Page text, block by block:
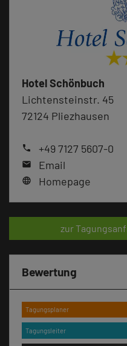
Hotel Schönbuch
Lichtensteinstr. 45
72124 Pliezhausen
phone +49 7127 5607-0
mail Email
language Homepage
zur
Bewertung
Tagungsplaner
Tagungsleiter